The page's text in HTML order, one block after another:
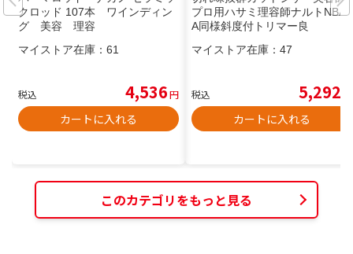
クロッド 107本 ワインディン
グ 美容 理容
マイストア在庫： 61
税込 4,536円
カートに入れる
プロ用ハサミ理容師ナルトNBA
A同様斜度付トリマー良
マイストア在庫： 47
税込 5,292
カートに入れる
このカテゴリをもっと見る